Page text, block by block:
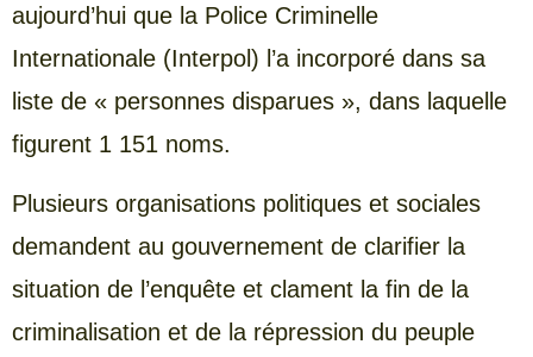
aujourd’hui que la Police Criminelle
Internationale (Interpol) l’a incorporé dans sa
liste de « personnes disparues », dans laquelle
figurent 1 151 noms.
Plusieurs organisations politiques et sociales
demandent au gouvernement de clarifier la
situation de l’enquête et clament la fin de la
criminalisation et de la répression du peuple